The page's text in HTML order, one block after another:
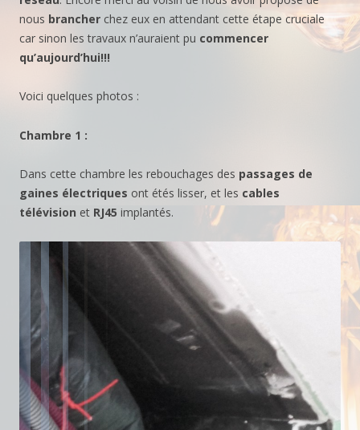
nous brancher chez eux en attendant cette étape cruciale
car sinon les travaux n’auraient pu commencer
qu’aujourd’hui!!!
Voici quelques photos :
Chambre 1 :
Dans cette chambre les rebouchages des passages de
gaines électriques ont étés lisser, et les cables
télévision et RJ45 implantés.